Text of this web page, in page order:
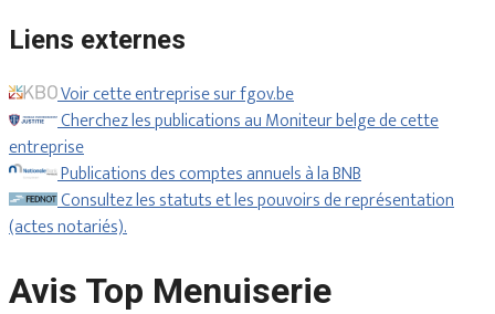
Liens externes
Voir cette entreprise sur fgov.be
Cherchez les publications au Moniteur belge de cette
entreprise
Publications des comptes annuels à la BNB
Consultez les statuts et les pouvoirs de représentation
(actes notariés).
Avis Top Menuiserie